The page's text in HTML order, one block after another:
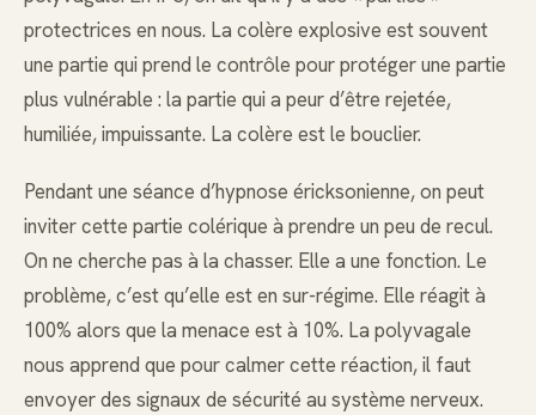
protectrices en nous. La colère explosive est souvent
une partie qui prend le contrôle pour protéger une partie
plus vulnérable : la partie qui a peur d’être rejetée,
humiliée, impuissante. La colère est le bouclier.
Pendant une séance d’hypnose éricksonienne, on peut
inviter cette partie colérique à prendre un peu de recul.
On ne cherche pas à la chasser. Elle a une fonction. Le
problème, c’est qu’elle est en sur-régime. Elle réagit à
100% alors que la menace est à 10%. La polyvagale
nous apprend que pour calmer cette réaction, il faut
envoyer des signaux de sécurité au système nerveux.